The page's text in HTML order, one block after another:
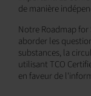
de manière
Notre Roadmap
aborder les
substances, la
utilisant TCO
en faveur de